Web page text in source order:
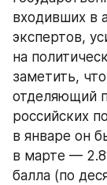
входивших в
экспертов,
на
заметить,
отделяющий
российских
в январе он
в марте —
балла (по